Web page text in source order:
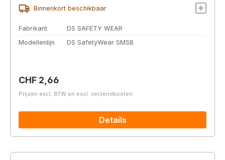
Binnenkort beschikbaar
Fabrikant
DS SAFETY WEAR
Modellenlijn
DS SafetyWear SMSB
Normale prijs:
CHF 2,66
Prijzen excl. BTW en excl. verzendkosten
Details